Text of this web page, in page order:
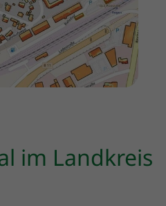
im Landkreis